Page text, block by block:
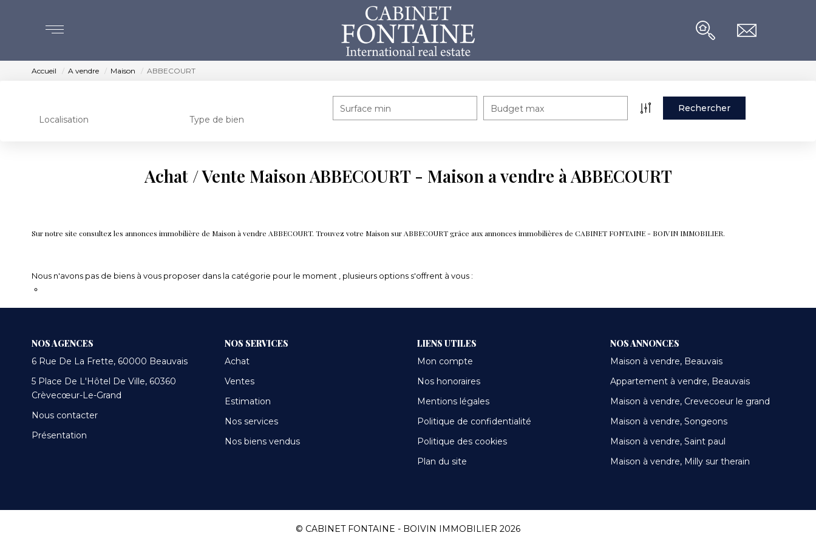
Accueil A vendre Maison ABBECOURT
Localisation Type de bien
Surface min Budget max
Achat / Vente Maison ABBECOURT - Maison a vendre à ABBECOURT
Sur notre site consultez les annonces immobilière de Maison à vendre ABBECOURT. Trouvez votre Maison sur ABBECOURT grâce aux annonces immobilières de CABINET FONTAINE - BOIVIN IMMOBILIER.
Nous n'avons pas de biens à vous proposer dans la catégorie pour le moment , plusieurs options s'offrent à vous :
NOS AGENCES
6 Rue De La Frette, 60000 Beauvais
5 Place De L'Hôtel De Ville, 60360
Crèvecœur-Le-Grand
Nous contacter
Présentation
NOS SERVICES
Achat
Ventes
Estimation
Nos services
Nos biens vendus
LIENS UTILES
Mon compte
Nos honoraires
Mentions légales
Politique de confidentialité
Politique des cookies
Plan du site
NOS ANNONCES
Maison à vendre, Beauvais
Appartement à vendre, Beauvais
Maison à vendre, Crevecoeur le grand
Maison à vendre, Songeons
Maison à vendre, Saint paul
Maison à vendre, Milly sur therain
© CABINET FONTAINE - BOIVIN IMMOBILIER 2026